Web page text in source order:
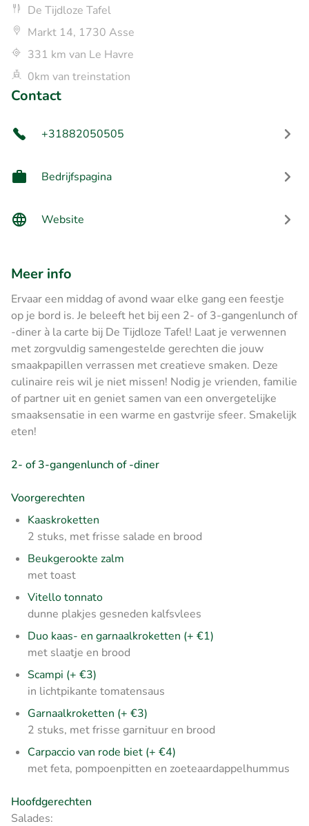
De Tijdloze Tafel
Markt 14, 1730 Asse
331 km van Le Havre
0km van treinstation
Contact
+31882050505
Bedrijfspagina
Website
Meer info
Ervaar een middag of avond waar elke gang een feestje
op je bord is. Je beleeft het bij een 2- of 3-gangenlunch of
-diner à la carte bij De Tijdloze Tafel! Laat je verwennen
met zorgvuldig samengestelde gerechten die jouw
smaakpapillen verrassen met creatieve smaken. Deze
culinaire reis wil je niet missen! Nodig je vrienden, familie
of partner uit en geniet samen van een onvergetelijke
smaaksensatie in een warme en gastvrije sfeer. Smakelijk
eten!
2- of 3-gangenlunch of -diner
Voorgerechten
Kaaskroketten
2 stuks, met frisse salade en brood
Beukgerookte zalm
met toast
Vitello tonnato
dunne plakjes gesneden kalfsvlees
Duo kaas- en garnaalkroketten (+ €1)
met slaatje en brood
Scampi (+ €3)
in lichtpikante tomatensaus
Garnaalkroketten (+ €3)
2 stuks, met frisse garnituur en brood
Carpaccio van rode biet (+ €4)
met feta, pompoenpitten en zoeteaardappelhummus
Hoofdgerechten
Salades: